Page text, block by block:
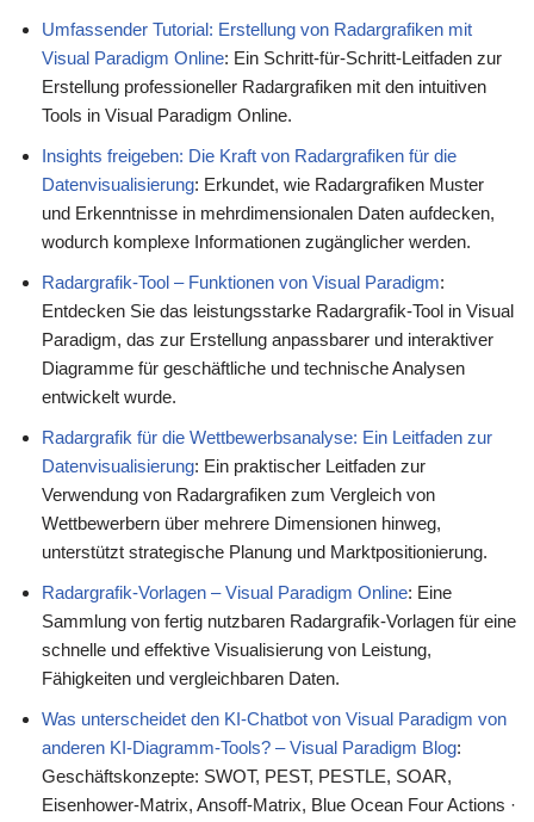
Umfassender Tutorial: Erstellung von Radargrafiken mit
Visual Paradigm Online: Ein Schritt-für-Schritt-Leitfaden zur
Erstellung professioneller Radargrafiken mit den intuitiven
Tools in Visual Paradigm Online.
Insights freigeben: Die Kraft von Radargrafiken für die
Datenvisualisierung: Erkundet, wie Radargrafiken Muster
und Erkenntnisse in mehrdimensionalen Daten aufdecken,
wodurch komplexe Informationen zugänglicher werden.
Radargrafik-Tool – Funktionen von Visual Paradigm:
Entdecken Sie das leistungsstarke Radargrafik-Tool in Visual
Paradigm, das zur Erstellung anpassbarer und interaktiver
Diagramme für geschäftliche und technische Analysen
entwickelt wurde.
Radargrafik für die Wettbewerbsanalyse: Ein Leitfaden zur
Datenvisualisierung: Ein praktischer Leitfaden zur
Verwendung von Radargrafiken zum Vergleich von
Wettbewerbern über mehrere Dimensionen hinweg,
unterstützt strategische Planung und Marktpositionierung.
Radargrafik-Vorlagen – Visual Paradigm Online: Eine
Sammlung von fertig nutzbaren Radargrafik-Vorlagen für eine
schnelle und effektive Visualisierung von Leistung,
Fähigkeiten und vergleichbaren Daten.
Was unterscheidet den KI-Chatbot von Visual Paradigm von
anderen KI-Diagramm-Tools? – Visual Paradigm Blog:
Geschäftskonzepte: SWOT, PEST, PESTLE, SOAR,
Eisenhower-Matrix, Ansoff-Matrix, Blue Ocean Four Actions ·